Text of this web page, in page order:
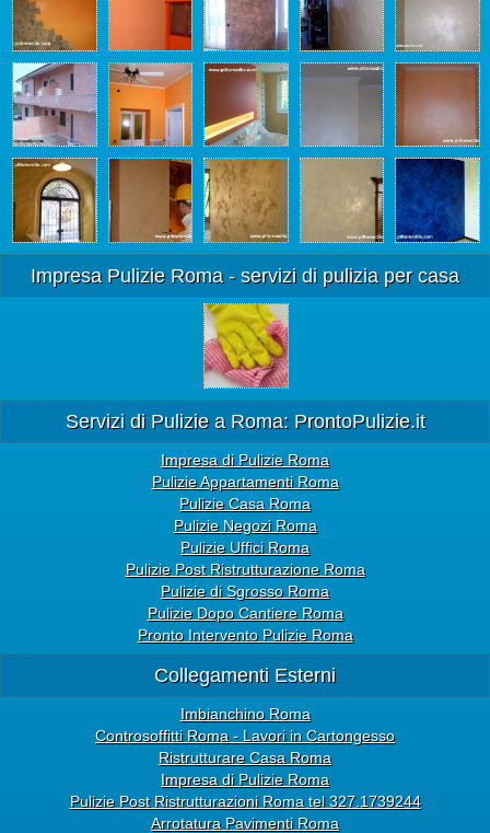
Impresa Pulizie Roma - servizi di pulizia per casa
Servizi di Pulizie a Roma: ProntoPulizie.it
Impresa di Pulizie Roma
Pulizie Appartamenti Roma
Pulizie Casa Roma
Pulizie Negozi Roma
Pulizie Uffici Roma
Pulizie Post Ristrutturazione Roma
Pulizie di Sgrosso Roma
Pulizie Dopo Cantiere Roma
Pronto Intervento Pulizie Roma
Collegamenti Esterni
Imbianchino Roma
Controsoffitti Roma - Lavori in Cartongesso
Ristrutturare Casa Roma
Impresa di Pulizie Roma
Pulizie Post Ristrutturazioni Roma tel 327.1739244
Arrotatura Pavimenti Roma